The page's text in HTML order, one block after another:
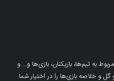
به تیم‌ها، بازیکنان، بازی‌ها و… و
و خلاصه بازی‌ها را در اختیار شما